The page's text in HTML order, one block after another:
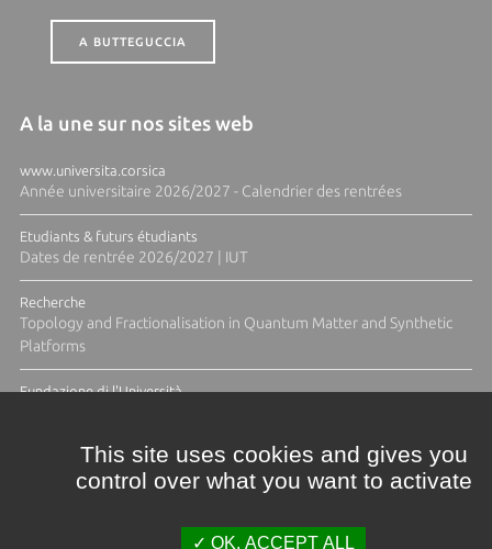
A BUTTEGUCCIA
A la une sur nos sites web
www.universita.corsica
Année universitaire 2026/2027 - Calendrier des rentrées
Etudiants & futurs étudiants
Dates de rentrée 2026/2027 | IUT
Recherche
Topology and Fractionalisation in Quantum Matter and Synthetic
Platforms
Fundazione di l'Università
This site uses cookies and gives you
control over what you want to activate
OK, ACCEPT ALL